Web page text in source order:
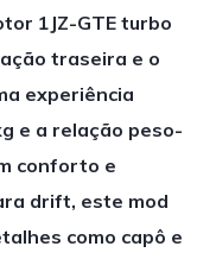
1JZ-GTE turbo
traseira e o
experiência
e a relação peso-
conforto e
drift, este mod
como capô e